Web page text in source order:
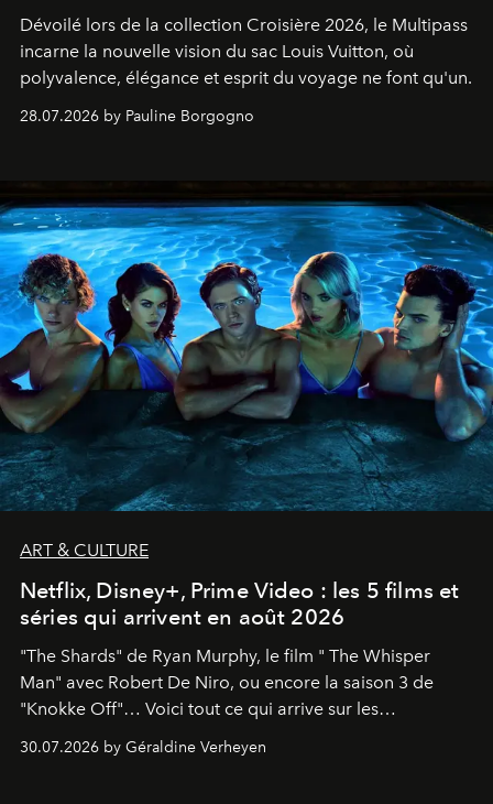
Dévoilé lors de la collection Croisière 2026, le Multipass
incarne la nouvelle vision du sac Louis Vuitton, où
polyvalence, élégance et esprit du voyage ne font qu'un.
28.07.2026 by Pauline Borgogno
ART & CULTURE
Netflix, Disney+, Prime Video : les 5 films et
séries qui arrivent en août 2026
"The Shards" de Ryan Murphy, le film " The Whisper
Man" avec Robert De Niro, ou encore la saison 3 de
"Knokke Off"… Voici tout ce qui arrive sur les
plateformes de streaming en août 2026.
30.07.2026 by Géraldine Verheyen